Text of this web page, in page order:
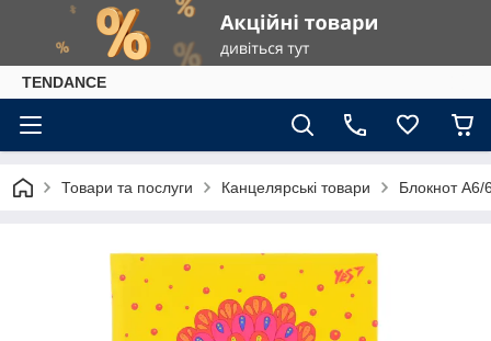
TENDANCE
Товари та послуги Канцелярські товари Блокнот А6/